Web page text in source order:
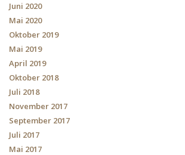
Juni 2020
Mai 2020
Oktober 2019
Mai 2019
April 2019
Oktober 2018
Juli 2018
November 2017
September 2017
Juli 2017
Mai 2017